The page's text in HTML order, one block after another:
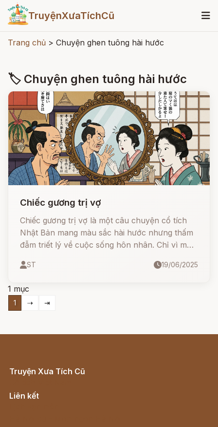
TruyệnXưaTíchCũ
Trang chủ > Chuyện ghen tuông hài hước
🏷 Chuyện ghen tuông hài hước
Chiếc gương trị vợ
Chiếc gương trị vợ là một câu chuyện cổ tích
Nhật Bản mang màu sắc hài hước nhưng thấm
đẫm triết lý về cuộc sống hôn nhân. Chỉ vì một
chồng chất phác đã khiến vợ mình hiểu lầm là
lại được hóa giải bất ngờ nhờ... một bà xơ già kỳ
lạ.
ST 19/06/2025
1 mục
1 ⇢ ⇥
Truyện Xưa Tích Cũ
Liên kết